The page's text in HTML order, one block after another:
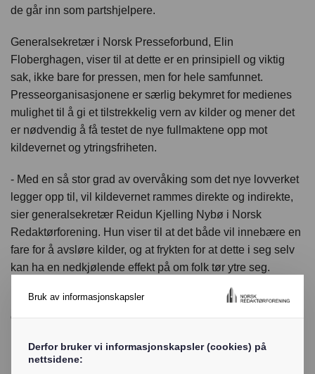
de går inn som partshjelpere.
Generalsekretær i Norsk Presseforbund, Elin
Floberghagen, viser til at dette er en prinsipiell og viktig
sak, ikke bare for pressen, men for hele samfunnet.
Presseorganisasjonene er særlig bekymret for medienes
mulighet til å gi et tilstrekkelig vern av kilder og mener det
er nødvendig å få testet de nye fullmaktene opp mot
kildevernet og ytringsfriheten.
- Med en så stor grad av overvåking som det nye lovverket
legger opp til, vil kildevernet rammes direkte og indirekte,
sier generalsekretær Reidun Kjelling Nybø i Norsk
Redaktørforening. Hun viser til at det både vil innebære en
fare for å avsløre kilder, og at frykten for at dette i seg selv
kan ha en nedkjølende effekt på om folk tør ytre seg.
Leder i Norsk Journalistlag, Dag Idar Tryggestad, viser
også til den massive informasjonsmengden som nå skal
kilder forblir tause. - Det vil gjøre det vanskeligere for
Bruk av informasjonskapsler
Derfor bruker vi informasjonskapsler (cookies) på
nettsidene: